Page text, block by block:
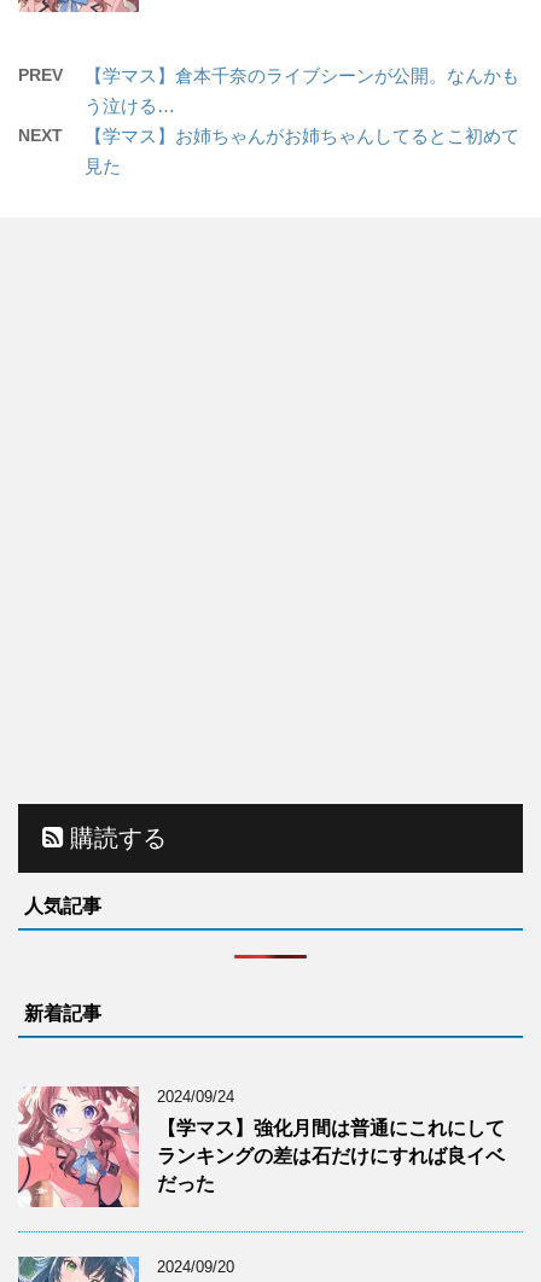
PREV
【学マス】倉本千奈のライブシーンが公開。なんかも
う泣ける…
NEXT
【学マス】お姉ちゃんがお姉ちゃんしてるとこ初めて
見た
購読する
人気記事
新着記事
2024/09/24
【学マス】強化月間は普通にこれにして
ランキングの差は石だけにすれば良イベ
だった
2024/09/20